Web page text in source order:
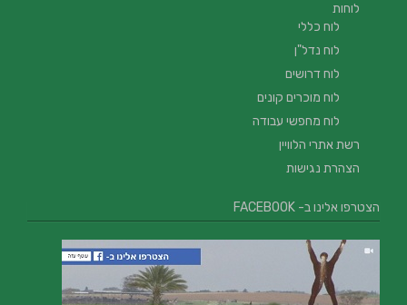
לוחות
לוח כללי
לוח נדל"ן
לוח דרושים
לוח מוכרים קונים
לוח מחפשי עבודה
רשת אתרי הלוויין
הצהרת נגישות
הצטרפו אלינו ב- FACEBOOK